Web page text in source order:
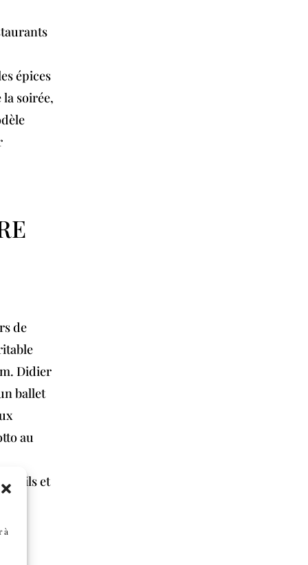
à
épices
soirée,
de
Didier
ballet
au
et